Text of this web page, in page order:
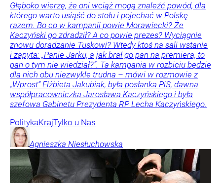
Głęboko wierzę, że oni wciąż mogą znaleźć powód, dla
którego warto usiąść do stołu i pojechać w Polskę
razem. Bo co w kampanii powie Morawiecki? Że
Kaczyński go zdradził? A co powie prezes? Wyciągnie
znowu doradzanie Tuskowi? Wtedy ktoś na sali wstanie
i zapyta: „Panie Jarku, a jak brał go pan na premiera, to
pan o tym nie wiedział?”. Ta kampania w rozbiciu będzie
dla nich obu niezwykle trudna – mówi w rozmowie z
„Wprost” Elżbieta Jakubiak, była posłanka PiS, dawna
współpracowniczka Jarosława Kaczyńskiego i była
szefowa Gabinetu Prezydenta RP Lecha Kaczyńskiego.
PolitykaKrajTylko u Nas
Agnieszka Niesłuchowska